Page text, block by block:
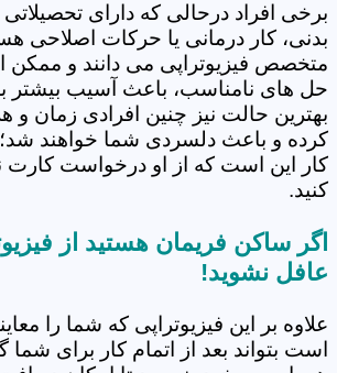
برخی افراد درحالی که دارای
بدنی، کار درمانی یا حرکات اصلاحی
متخصص فیزیوتراپی می دانند و ممکن
حل های نامناسب، باعث آسیب بیشتر
بهترین حالت نیز چنین افرادی زمان و
کرده و باعث دلسردی شما خواهند شد؛
کار این است که از او درخواست
کنید.
اگر ساکن فریمان هستید از
عافل نشوید!
علاوه بر این فیزیوتراپی که شما را
است بتواند بعد از اتمام کار برای شما